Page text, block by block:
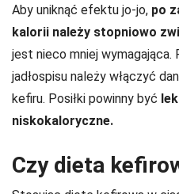
Aby uniknąć efektu jo-jo, po
kalorii należy stopniowo
jest nieco mniej wymagająca.
jadłospisu należy włączyć
kefiru. Posiłki powinny być
niskokaloryczne.
Czy dieta